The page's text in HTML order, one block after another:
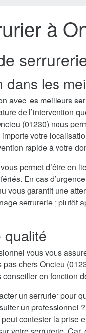
à
dans les
avec les meilleurs
de l’intervention
(01230) nous
votre
rapide à votre
permet d’être en
En cas
vous garantit une
serrurerie ; plutôt
qualité
vous vous
pas chers Oncieu
en fonction
un serrurier pour
un professionnel
contester la